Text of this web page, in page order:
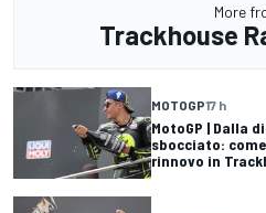
More
Trackhouse
MOTOGP17 h
MotoGP | Dalla
sbocciato:
rinnovo in